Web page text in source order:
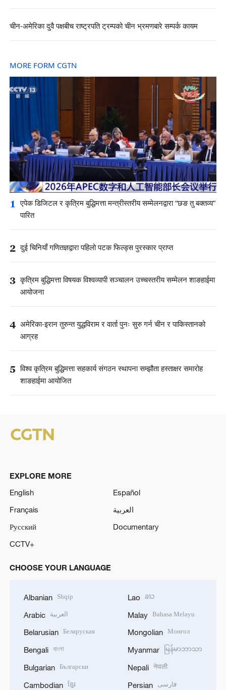
चीन-अमेरिका दुवै पक्षबीच राष्ट्रपति ट्रम्पको चीन भ्रमणबारे सम्पर्क कायम
MORE FORM CGTN
1 एपेक डिजिटल र कृत्रिम बुद्धिमत्ता मन्त्रीस्तरीय सम्मेलनद्वारा “छङ तु बक्तव्य”
पारित
2 दुई चिनियाँ गणितज्ञद्वारा पहिलो पटक फिल्ड्स पुरस्कार प्राप्त
3 कृत्रिम बुद्धिमत्ता विषयक विश्वव्यापी सञ्चालन उच्चस्तरीय सम्मेलन शाङहाईमा
आयोजना
4 अमेरिका-इरान तुरुन्त युद्धविराम र वार्ता पुनः सुरु गर्न चीन र पाकिस्तानको
आग्रह
5 विश्व कृत्रिम बुद्धिमत्ता सहकार्य संगठन स्थापना सम्झौता हस्ताक्षर समारोह
शाङहाईमा आयोजित
EXPLORE MORE
English
Español
Français
العربية
Русский
Documentary
CCTV+
CHOOSE YOUR LANGUAGE
Albanian Shqip
Arabic العربية
Belarusian Беларуская
Bengali বাংলা
Bulgarian Български
Cambodian ខ្មែរ
Lao ລາວ
Malay Bahasa Melayu
Mongolian Монгол
Myanmar မြန်မာဘာသာ
Nepali नेपाली
Persian فارسی